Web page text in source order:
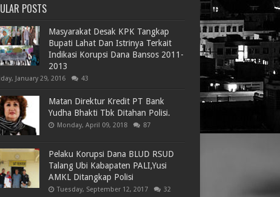
POSTS
Masyarakat Desak KPK Tangkap
Bupati Lahat Dan Istrinya Terkait
Indikasi Korupsi Dana Bansos 2011-
2013
January 29, 2016 43
Matan Direktur Kredit PT Bank
Yudha Bhakti Tbk Ditahan Polisi.
Monday, April 09, 2018 87
Pelaku Korupsi Dana BLUD RSUD
Talang Ubi Kabapaten PALI,Yusi
AMKL Ditangkap Polisi
Tuesday, September 12, 2017 32